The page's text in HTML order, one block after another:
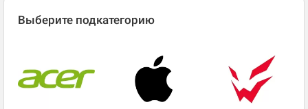
Выберите подкатегорию